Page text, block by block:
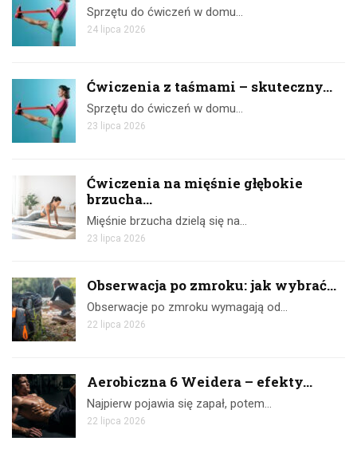
Sprzętu do ćwiczeń w domu…
24 lipca 2026
Ćwiczenia z taśmami – skuteczny...
Sprzętu do ćwiczeń w domu…
23 lipca 2026
Ćwiczenia na mięśnie głębokie
brzucha...
Mięśnie brzucha dzielą się na…
23 lipca 2026
Obserwacja po zmroku: jak wybrać...
Obserwacje po zmroku wymagają od…
22 lipca 2026
Aerobiczna 6 Weidera – efekty...
Najpierw pojawia się zapał, potem…
22 lipca 2026